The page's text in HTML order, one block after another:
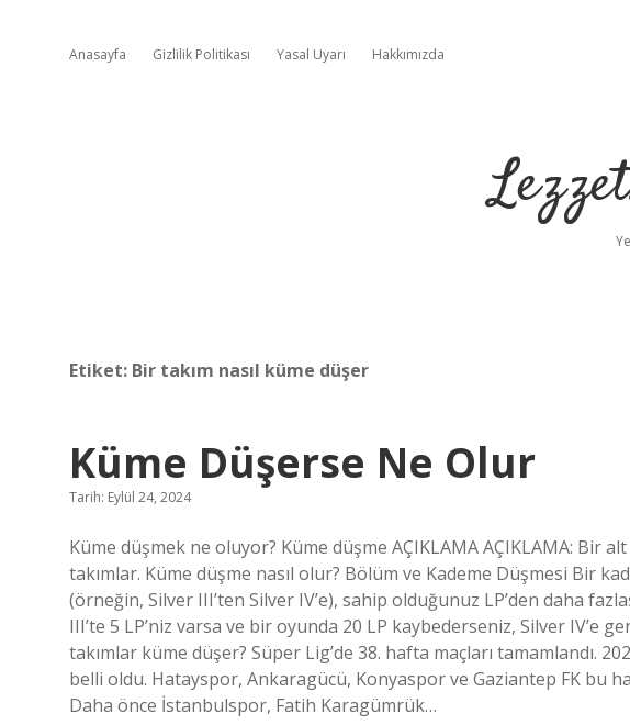
Anasayfa Gizlilik Politikası Yasal Uyarı Hakkımızda
Etiket: Bir takım nasıl küme düşer
Küme Düşerse Ne Olur
Tarih: Eylül 24, 2024
Küme düşmek ne oluyor? Küme düşme AÇIKLAMA AÇIKLAMA: Bir
takımlar. Küme düşme nasıl olur? Bölüm ve Kademe Düşmesi Bir
(örneğin, Silver III’ten Silver IV’e), sahip olduğunuz LP’den daha
III’te 5 LP’niz varsa ve bir oyunda 20 LP kaybederseniz, Silver IV’e
takımlar küme düşer? Süper Lig’de 38. hafta maçları tamamlandı.
belli oldu. Hatayspor, Ankaragücü, Konyaspor ve Gaziantep FK bu
Daha önce İstanbulspor, Fatih Karagümrük…